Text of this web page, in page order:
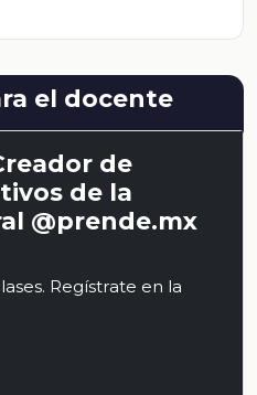
el docente
de
de la
@prende.mx
Regístrate en la